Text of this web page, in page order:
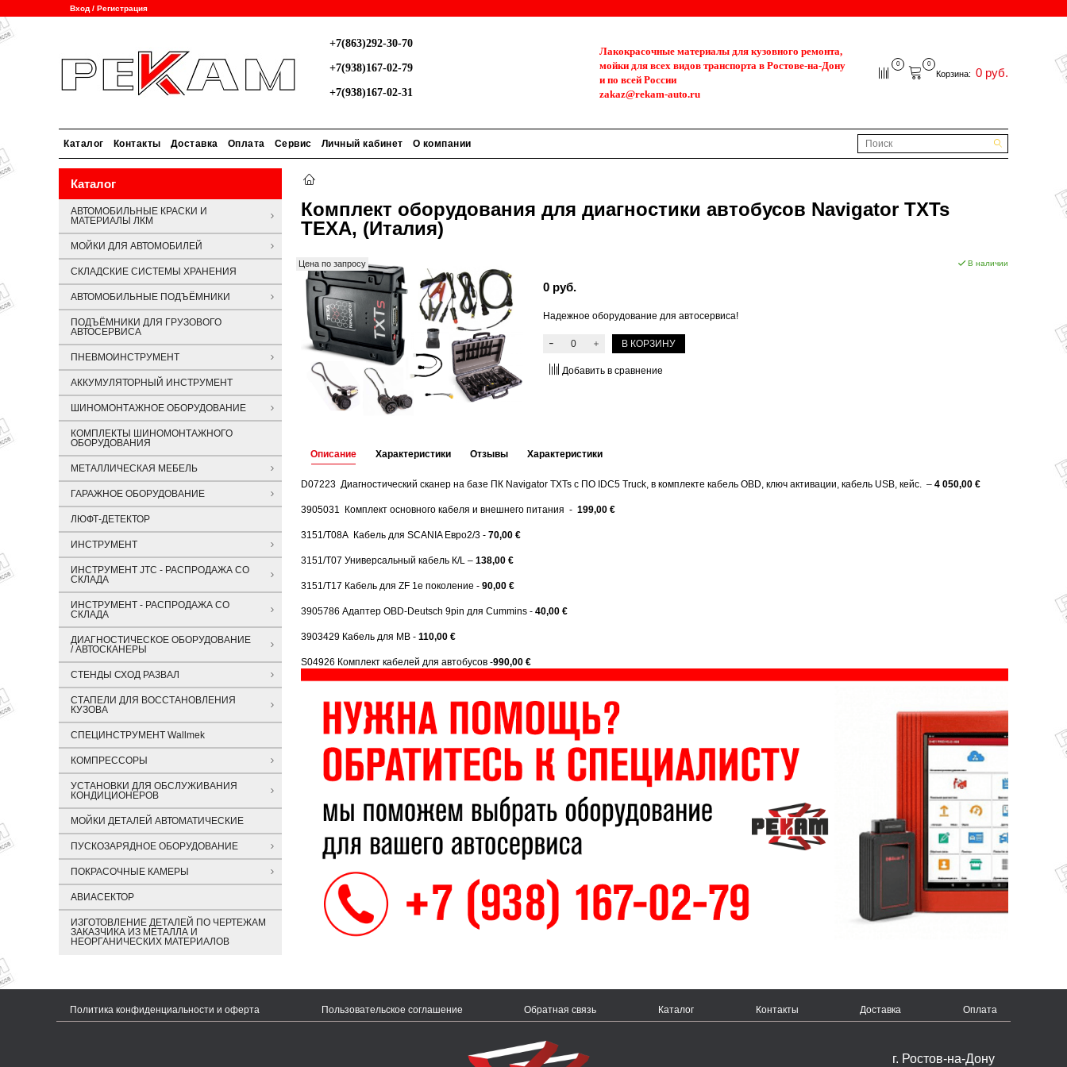
Вход / Регистрация
+7(863)292-30-70
+7(938)167-02-79
+7(938)167-02-31
Лакокрасочные материалы для кузовного ремонта,
мойки для всех видов транспорта в Ростове-на-Дону
и по всей России
zakaz@rekam-auto.ru
0 0
Корзина: 0 руб.
Каталог Контакты Доставка Оплата Сервис Личный кабинет О компании
Комплект оборудования для диагностики автобусов Navigator TXTs
ТЕХА, (Италия)
Цена по запросу В наличии
0 руб.
Надежное оборудование для автосервиса!
В КОРЗИНУ
Добавить в сравнение
Описание
D07223 Диагностический сканер на базе ПК Navigator TXTs с ПО IDC5 Truck, в комплекте кабель OBD, ключ активации, кабель USB, кейс. – 4 050,00 €
3905031 Комплект основного кабеля и внешнего питания - 199,00 €
3151/Т08А Кабель для SCANIA Евро2/3 - 70,00 €
3151/Т07 Универсальный кабель К/L – 138,00 €
3151/Т17 Кабель для ZF 1е поколение - 90,00 €
3905786 Адаптер OBD-Deutsch 9pin для Cummins - 40,00 €
3903429 Кабель для МВ - 110,00 €
S04926 Комплект кабелей для автобусов -990,00 €
Характеристики Отзывы Характеристики
Каталог
АВТОМОБИЛЬНЫЕ КРАСКИ И
МАТЕРИАЛЫ ЛКМ
МОЙКИ ДЛЯ АВТОМОБИЛЕЙ
СКЛАДСКИЕ СИСТЕМЫ ХРАНЕНИЯ
АВТОМОБИЛЬНЫЕ ПОДЪЁМНИКИ
ПОДЪЁМНИКИ ДЛЯ ГРУЗОВОГО
АВТОСЕРВИСА
ПНЕВМОИНСТРУМЕНТ
АККУМУЛЯТОРНЫЙ ИНСТРУМЕНТ
ШИНОМОНТАЖНОЕ ОБОРУДОВАНИЕ
КОМПЛЕКТЫ ШИНОМОНТАЖНОГО
ОБОРУДОВАНИЯ
МЕТАЛЛИЧЕСКАЯ МЕБЕЛЬ
ГАРАЖНОЕ ОБОРУДОВАНИЕ
ЛЮФТ-ДЕТЕКТОР
ИНСТРУМЕНТ
ИНСТРУМЕНТ JTC - РАСПРОДАЖА СО
СКЛАДА
ИНСТРУМЕНТ - РАСПРОДАЖА СО
СКЛАДА
ДИАГНОСТИЧЕСКОЕ ОБОРУДОВАНИЕ
/ АВТОСКАНЕРЫ
СТЕНДЫ СХОД РАЗВАЛ
СТАПЕЛИ ДЛЯ ВОССТАНОВЛЕНИЯ
КУЗОВА
СПЕЦИНСТРУМЕНТ Wallmek
КОМПРЕССОРЫ
УСТАНОВКИ ДЛЯ ОБСЛУЖИВАНИЯ
КОНДИЦИОНЕРОВ
МОЙКИ ДЕТАЛЕЙ АВТОМАТИЧЕСКИЕ
ПУСКОЗАРЯДНОЕ ОБОРУДОВАНИЕ
ПОКРАСОЧНЫЕ КАМЕРЫ
АВИАСЕКТОР
ИЗГОТОВЛЕНИЕ ДЕТАЛЕЙ ПО ЧЕРТЕЖАМ
ЗАКАЗЧИКА ИЗ МЕТАЛЛА И
НЕОРГАНИЧЕСКИХ МАТЕРИАЛОВ
Политика конфиденциальности и оферта Пользовательское соглашение Обратная связь Каталог Контакты Доставка Оплата
г. Ростов-на-Дону